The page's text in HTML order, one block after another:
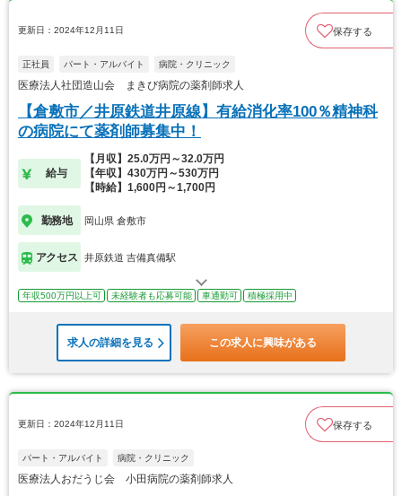
更新日：2024年12月11日 保存する
正社員 パート・アルバイト 病院・クリニック
医療法人社団造山会 まきび病院の薬剤師求人
【倉敷市／井原鉄道井原線】有給消化率100％精神科
の病院にて薬剤師募集中！
給与
【月収】25.0万円～32.0万円
【年収】430万円～530万円
【時給】1,600円～1,700円
勤務地 岡山県 倉敷市
アクセス 井原鉄道 吉備真備駅
年収500万円以上可 未経験者も応募可能 車通勤可 積極採用中
求人の詳細を見る この求人に興味がある
更新日：2024年12月11日 保存する
パート・アルバイト 病院・クリニック
医療法人おだうじ会 小田病院の薬剤師求人